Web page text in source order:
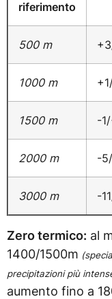
riferimento
500 m
1000 m
1500 m -
2000 m -
3000 m -
Zero termico: al
1400/1500m (
precipitazioni più
aumento fino a